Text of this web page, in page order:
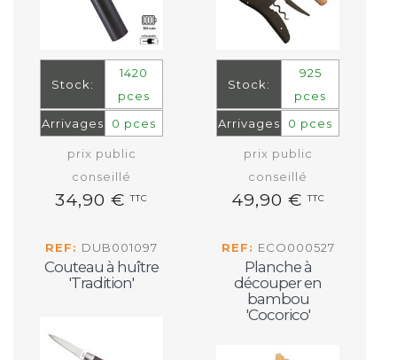
Stock:
1420
pces
Arrivages
0 pces
prix public
conseillé
34,90 €TTC
Stock:
925
pces
Arrivages
0 pces
prix public
conseillé
49,90 €TTC
REF: DUB001097
Couteau à huître
'Tradition'
REF: ECO000527
Planche à
découper en
bambou
'Cocorico'